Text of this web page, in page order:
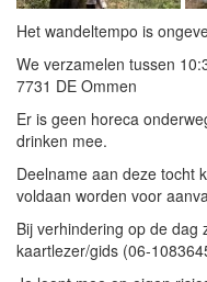
Het wandeltempo is
We verzamelen tussen
7731 DE Ommen
Er is geen horeca
drinken mee.
Deelname aan deze tocht
voldaan worden voor
Bij verhindering op de dag
kaartlezer/gids (06-